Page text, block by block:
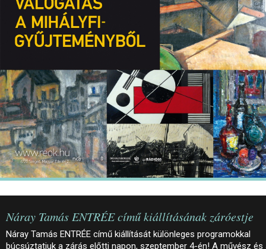
Náray Tamás ENTRÉE című kiállításának záróestje
Náray Tamás ENTRÉE című kiállítását különleges programokkal
búcsúztatjuk a zárás előtti napon, szeptember 4-én! A művész és